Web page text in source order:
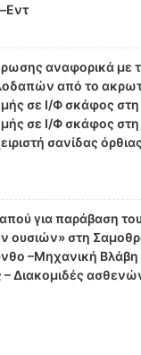
αναφορικά με
από το
σε Ι/Φ σκάφος στη
σε Ι/Φ σκάφος
σανίδας
για παράβαση
ουσιών» στη
–Μηχανική
Διακομιδές